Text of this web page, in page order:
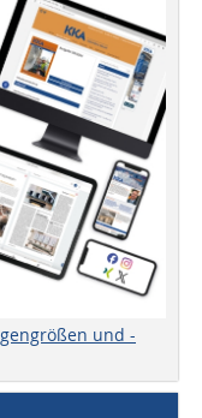
und -